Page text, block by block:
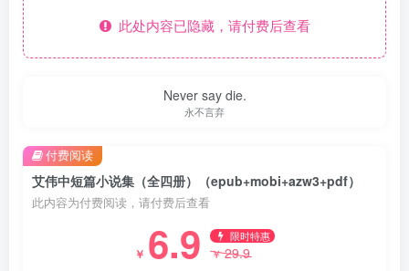
此处内容已隐藏，请付费后查看
Never say die.
永不言弃
艾伟中短篇小说集（全四册）（epub+mobi+azw3+pdf）
此内容为付费阅读，请付费后查看
￥ 6.9 限时特惠
￥29.9
付费阅读